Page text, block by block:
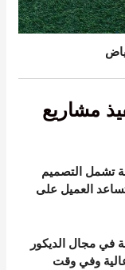
مشاريع
تشمل التصميم
تساعد العميل على
مجال الديكور
وفي وقت